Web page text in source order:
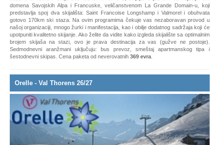
predstavlja spoj dva skijališta: Saint Francoise Longshamp i Valmorel i obuhvata
gotovo 170km ski staza. Na ovim programima čekuje vas nezaboravan provod u
našoj organizaciji, mnogo žurki i manifestacija, kao i obilje dodatnog sadržaja koji će
upotpuniti kvalitetno skijanje. Ako želite da vidite kako izgleda skijalište sa optimalnim
brojem skijaša na stazi, ovo je prava destinacija za vas (gužve ne postoje).
Sedmodnevni aranžmani uključuju: bus prevoz, smeštaj apartmanskog tipa i
šestodnevni skipas. Cena paketa od neverovatnih 369 evra.
Orelle - Val Thorens 26/27